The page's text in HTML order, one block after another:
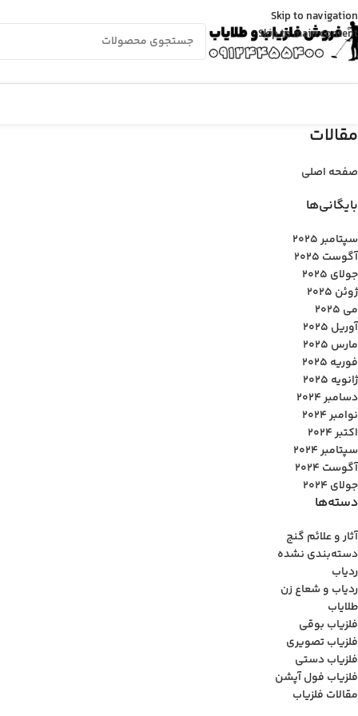
Skip to navigation
Skip to main content
مقالات
صفحه اصلی
بایگانی‌ها
سپتامبر 2025
آگوست 2025
جولای 2025
ژوئن 2025
می 2025
آوریل 2025
مارس 2025
فوریه 2025
ژانویه 2025
دسامبر 2024
نوامبر 2024
اکتبر 2024
سپتامبر 2024
آگوست 2024
جولای 2024
دسته‌ها
آثار و علائم گنج
دسته‌بندی نشده
ردیاب
ردیاب و شعاع زن
طلایاب
فلزیاب بوقی
فلزیاب تصویری
فلزیاب دستی
فلزیاب فول آپشن
مقالات فلزیاب